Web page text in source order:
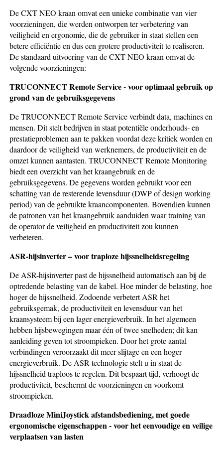
De CXT NEO kraan omvat een unieke combinatie van vier
voorzieningen, die werden ontworpen ter verbetering van
veiligheid en ergonomie, die de gebruiker in staat stellen een
betere efficiëntie en dus een grotere productiviteit te realiseren.
De standaard uitvoering van de CXT NEO kraan omvat de
volgende voorzieningen:
TRUCONNECT Remote Service - voor optimaal gebruik op
grond van de gebruiksgegevens
De TRUCONNECT Remote Service verbindt data, machines en
mensen. Dit stelt bedrijven in staat potentiële onderhouds- en
prestatieproblemen aan te pakken voordat deze kritiek worden en
daardoor de veiligheid van werknemers, de productiviteit en de
omzet kunnen aantasten. TRUCONNECT Remote Monitoring
biedt een overzicht van het kraangebruik en de
gebruiksgegevens. De gegevens worden gebruikt voor een
schatting van de resterende levensduur (DWP of design working
period) van de gebruikte kraancomponenten. Bovendien kunnen
de patronen van het kraangebruik aanduiden waar training van
de operator de veiligheid en productiviteit zou kunnen
verbeteren.
ASR-hijsinverter – voor traploze hijssnelheidsregeling
De ASR-hijsinverter past de hijssnelheid automatisch aan bij de
optredende belasting van de kabel. Hoe minder de belasting, hoe
hoger de hijssnelheid. Zodoende verbetert ASR het
gebruiksgemak, de productiviteit en levensduur van het
kraansysteem bij een lager energieverbruik. In het algemeen
hebben hijsbewegingen maar één of twee snelheden; dit kan
aanleiding geven tot stroompieken. Door het grote aantal
verbindingen veroorzaakt dit meer slijtage en een hoger
energieverbruik. De ASR-technologie stelt u in staat de
hijssnelheid traploos te regelen. Dit bespaart tijd, verhoogt de
productiviteit, beschermt de voorzieningen en voorkomt
stroompieken.
Draadloze MiniJoystick afstandsbediening, met goede
ergonomische eigenschappen - voor het eenvoudige en veilige
verplaatsen van lasten